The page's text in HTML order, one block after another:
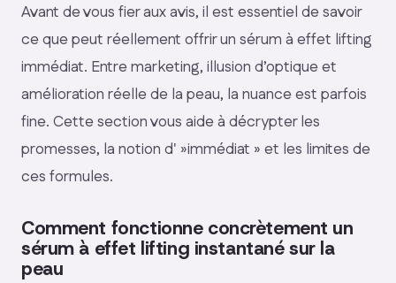
Avant de vous fier aux avis, il est essentiel de savoir
ce que peut réellement offrir un sérum à effet lifting
immédiat. Entre marketing, illusion d’optique et
amélioration réelle de la peau, la nuance est parfois
fine. Cette section vous aide à décrypter les
promesses, la notion d' »immédiat » et les limites de
ces formules.
Comment fonctionne concrètement un
sérum à effet lifting instantané sur la
peau